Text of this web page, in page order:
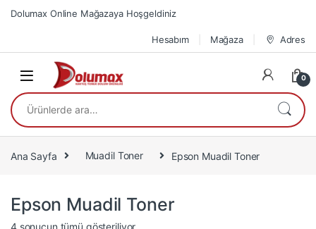
Skip to navigation
Skip to content
Dolumax Online Mağazaya Hoşgeldiniz
Hesabım Mağaza Adres
0
Ara:
Ana Sayfa Muadil Toner Epson Muadil Toner
Epson Muadil Toner
4 sonucun tümü gösteriliyorEn çok oy alana göre sıralandı